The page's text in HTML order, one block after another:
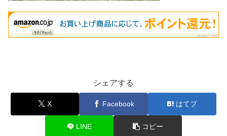
シェアする
X Facebook はてブ
LINE コピー